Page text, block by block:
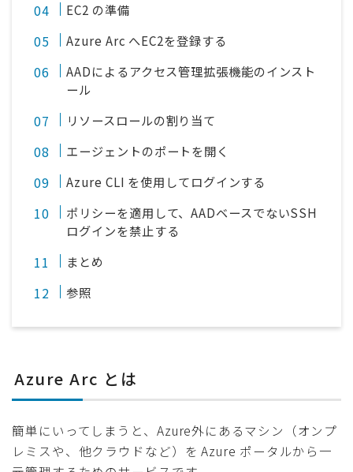
EC2 の準備
Azure Arc へEC2を登録する
AADによるアクセス管理拡張機能のインスト
ール
リソースロールの割り当て
エージェントのポートを開く
Azure CLI を使用してログインする
ポリシーを適用して、AADベースでないSSH
ログインを禁止する
まとめ
参照
Azure Arc とは
簡単にいってしまうと、Azure外にあるマシン（オンプ
レミスや、他クラウドなど）を Azure ポータルから一